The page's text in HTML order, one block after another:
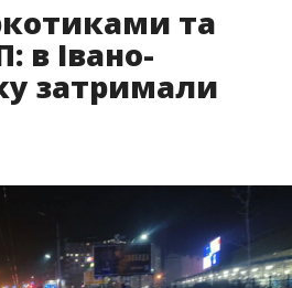
та
в Івано-
затримали